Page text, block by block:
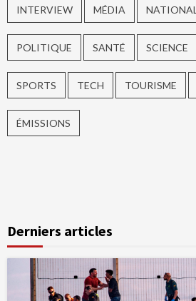
INTERVIEW MÉDIA NATIONAL
POLITIQUE SANTÉ SCIENCE
SPORTS TECH TOURISME
ÉMISSIONS
Derniers articles